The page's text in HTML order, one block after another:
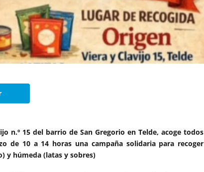
n.º 15 del barrio de San Gregorio en Telde, acoge todos
de 10 a 14 horas una campaña solidaria para recoger
y húmeda (latas y sobres)